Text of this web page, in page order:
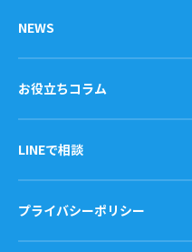
NEWS
お役立ちコラム
LINEで相談
プライバシーポリシー